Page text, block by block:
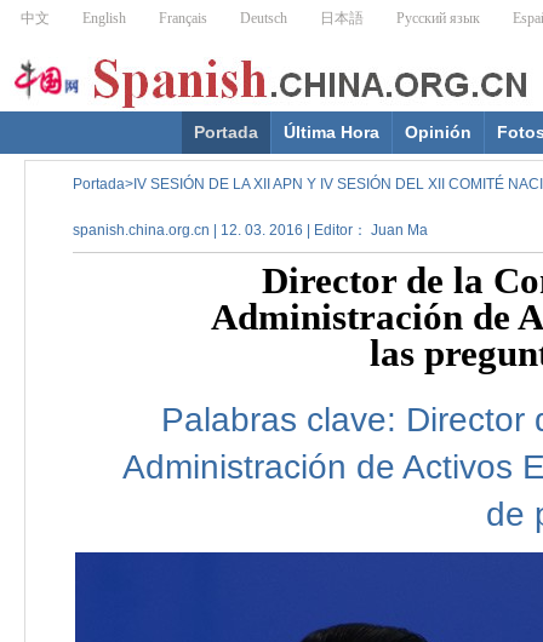
Portada Última Hora Opinión
Portada>IV SESIÓN DE LA XII APN Y IV SESIÓN DEL XII COMITÉ
spanish.china.org.cn | 12. 03. 2016 | Editor： Juan Ma
Director de la
Administración de
las
Palabras clave: Director
Administración de Activos
de